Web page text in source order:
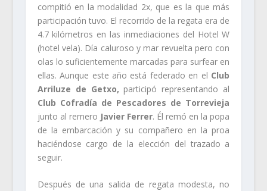
compitió en la modalidad 2x, que es la que más
participación tuvo. El recorrido de la regata era de
4.7 kilómetros en las inmediaciones del Hotel W
(hotel vela). Día caluroso y mar revuelta pero con
olas lo suficientemente marcadas para surfear en
ellas. Aunque este año está federado en el Club
Arriluze de Getxo, participó representando al
Club Cofradía de Pescadores de Torrevieja
junto al remero Javier Ferrer. Él remó en la popa
de la embarcación y su compañero en la proa
haciéndose cargo de la elección del trazado a
seguir.
Después de una salida de regata modesta, no